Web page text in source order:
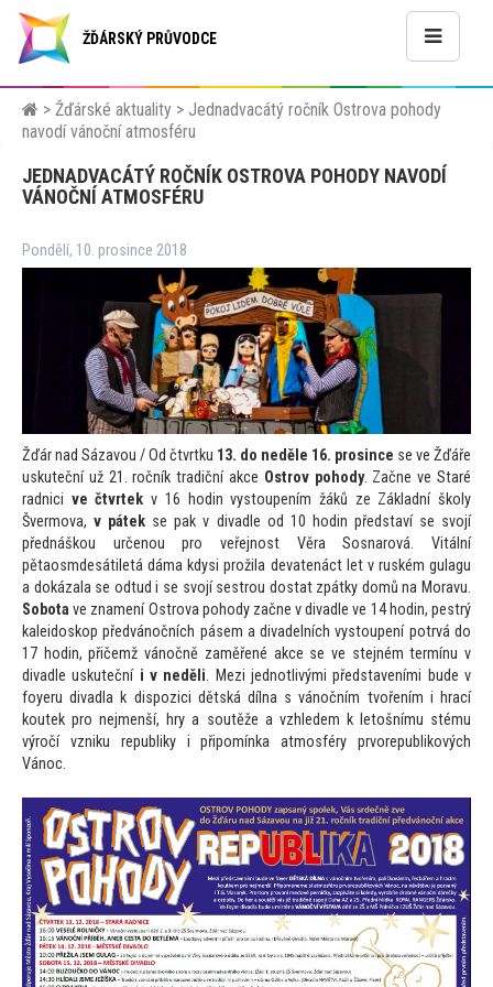
ŽĎÁRSKÝ PRŮVODCE
> Žďárské aktuality > Jednadvacátý ročník Ostrova pohody
navodí vánoční atmosféru
JEDNADVACÁTÝ ROČNÍK OSTROVA POHODY NAVODÍ
VÁNOČNÍ ATMOSFÉRU
Pondělí, 10. prosince 2018
Žďár nad Sázavou / Od čtvrtku 13. do neděle 16. prosince se ve Žďáře
uskuteční už 21. ročník tradiční akce Ostrov pohody. Začne ve Staré
radnici ve čtvrtek v 16 hodin vystoupením žáků ze Základní školy
Švermova,v pátek se pak v divadle od 10 hodin představí se svojí
přednáškou určenou pro veřejnost Věra Sosnarová. Vitální
pětaosmdesátiletá dáma kdysi prožila devatenáct let v ruském gulagu
a dokázala se odtud i se svojí sestrou dostat zpátky domů na Moravu.
Sobota ve znamení Ostrova pohody začne v divadle ve 14 hodin, pestrý
kaleidoskop předvánočních pásem a divadelních vystoupení potrvá do
17 hodin, přičemž vánočně zaměřené akce se ve stejném termínu v
divadle uskuteční i v neděli. Mezi jednotlivými představeními bude v
foyeru divadla k dispozici dětská dílna s vánočním tvořením i hrací
koutek pro nejmenší, hry a soutěže a vzhledem k letošnímu stému
výročí vzniku republiky i připomínka atmosféry prvorepublikových
Vánoc.